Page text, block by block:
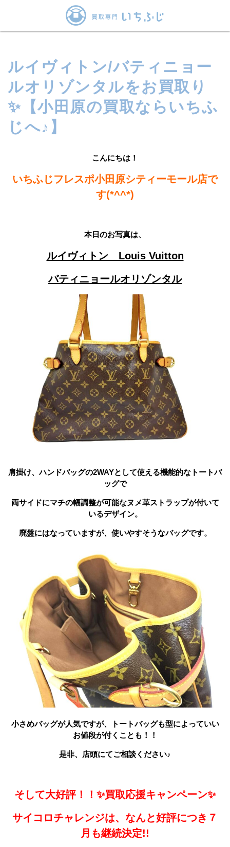
ルイヴィトン/バティニョー
ルオリゾンタルをお買取り
✨【小田原の買取ならいちふ
じへ♪】
こんにちは！
いちふじフレスポ小田原シティーモール店で
す(*^^*)
本日のお写真は、
ルイヴィトン Louis Vuitton
バティニョールオリゾンタル
肩掛け、ハンドバッグの2WAYとして使える機能的なトートバ
ッグで
両サイドにマチの幅調整が可能なヌメ革ストラップが付いて
いるデザイン。
廃盤にはなっていますが、使いやすそうなバッグです。
小さめバッグが人気ですが、トートバッグも型によっていい
お値段が付くことも！！
是非、店頭にてご相談ください♪
そして大好評！！✨買取応援キャンペーン✨
サイコロチャレンジは、なんと好評につき７
月も継続決定!!